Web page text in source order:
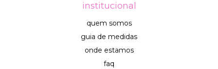
institucional
quem somos
guia de medidas
onde estamos
faq